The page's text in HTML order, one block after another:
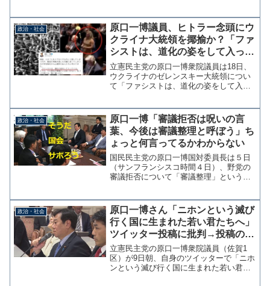
そ先頭に立つべきだ。ずっと思ってまし
た」「私は安住くんイチ...
政治・社会
原口一博議員、ヒトラー念頭にウ
クライナ大統領を揶揄か？「ファ
シストは、道化の姿をして入って
くる。人々は、その道化が悪魔だ
とは気づかない。」
立憲民主党の原口一博衆院議員は18日、
ウクライナのゼレンスキー大統領につい
て「ファシストは、道化の姿をして入っ
日本でのオンライン国会演説を求める声
をけん制した。何故、人...
政治・社会
原口一博「審議拒否は呪いの言
葉、今後は審議整理と呼ぼう」ち
ょっと何言ってるかわからない
国民民主党の原口一博国対委員長は５日
（サンフランシスコ時間４日）、野党の
審議拒否について「審議整理」という呼
否」これも「呪いの言葉」です。「審議
整理」と呼び替えるべきです...
政治・社会
原口一博さん「ニホンという滅び
行く国に生まれた若い君たちへ」
ツイッター投稿に批判→投稿の真
相は？誤解？
立憲民主党の原口一博衆院議員（佐賀1
区）が9日朝、自身のツイッターで「ニホ
ンという滅び行く国に生まれた若い君た